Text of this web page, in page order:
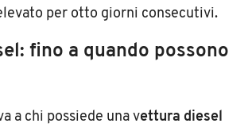
per otto giorni consecutivi.
fino a quando possono
a chi possiede una vettura diesel